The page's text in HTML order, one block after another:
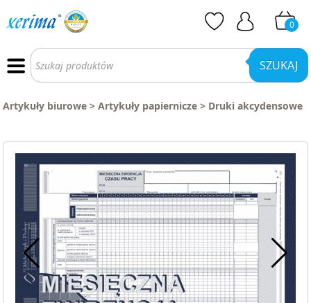
0
Wyszukiwarka
produktów SZUKAJ
Artykuły biurowe > Artykuły papiernicze > Druki akcydensowe